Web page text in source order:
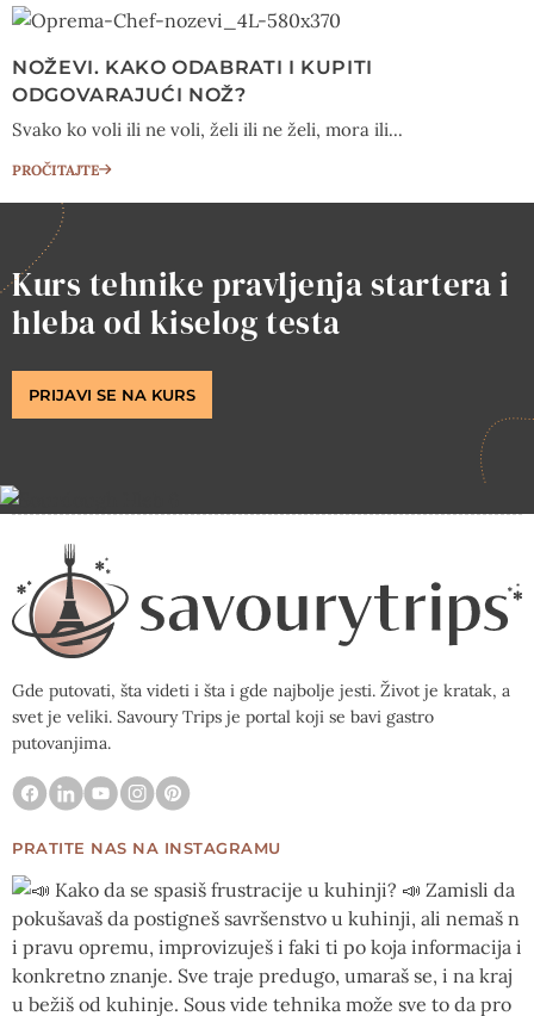
NOŽEVI. KAKO ODABRATI I KUPITI
ODGOVARAJUĆI NOŽ?
Svako ko voli ili ne voli, želi ili ne želi, mora ili...
PROČITAJTE
Kurs tehnike pravljenja startera i
hleba od kiselog testa
PRIJAVI SE NA KURS
Gde putovati, šta videti i šta i gde najbolje jesti. Život je kratak, a
svet je veliki. Savoury Trips je portal koji se bavi gastro
putovanjima.
PRATITE NAS NA INSTAGRAMU